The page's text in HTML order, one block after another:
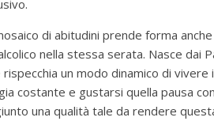
di abitudini prende forma
nella stessa serata. Nasce
un modo dinamico di
costante e gustarsi quella pausa
una qualità tale da rendere